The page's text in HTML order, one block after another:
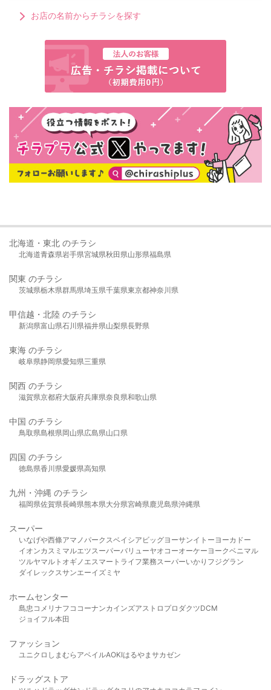
お店の名前からチラシを探す
北海道・東北 のチラシ
北海道青森県岩手県宮城県秋田県山形県福島県
関東 のチラシ
茨城県栃木県群馬県埼玉県千葉県東京都神奈川県
甲信越・北陸 のチラシ
新潟県富山県石川県福井県山梨県長野県
東海 のチラシ
岐阜県静岡県愛知県三重県
関西 のチラシ
滋賀県京都府大阪府兵庫県奈良県和歌山県
中国 のチラシ
鳥取県島根県岡山県広島県山口県
四国 のチラシ
徳島県香川県愛媛県高知県
九州・沖縄 のチラシ
福岡県佐賀県長崎県熊本県大分県宮崎県鹿児島県沖縄県
スーパー
いなげや西條アマノパークスベイシア ビッグヨーサンイトーヨーカドー
イオンカスミ マルエツスーパーバリューヤオコーオーケー ヨークベニマル
ツルヤマルト オギノ エスマート ライフ業務スーパーいかり フジグラン
ダイレックスサンエーイズミヤ
ホームセンター
島忠 コメリ ナフコ コーナンカインズアストロプロダクツDCM
ジョイフル本田
ファッション
ユニクロ しまむら アベイルAOKIはるやま サカゼン
ドラッグストア